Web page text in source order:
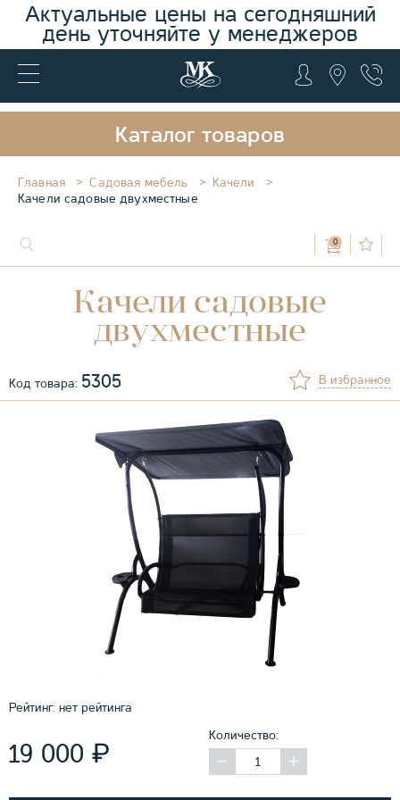
Актуальные цены на сегодняшний
день уточняйте у менеджеров
Каталог товаров
Главная Садовая мебель
Качели
Качели садовые двухместные
0
Качели садовые
двухместные
Код товара: 5305 В избранное
Рейтинг: нет рейтинга
19 000 ₽
Количество: